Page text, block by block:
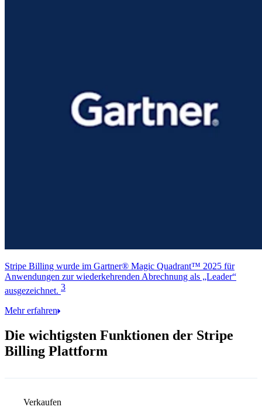
Stripe Billing wurde im Gartner® Magic Quadrant™ 2025 für
Anwendungen zur wiederkehrenden Abrechnung als „Leader“
ausgezeichnet. 3
Mehr erfahren
Die wichtigsten Funktionen der Stripe
Billing Plattform
Verkaufen